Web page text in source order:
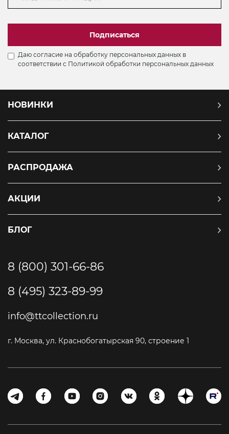
Подписаться
Даю согласие на обработку персональных данных в
соответствии с Политикой обработки персональных данных
НОВИНКИ
КАТАЛОГ
РАСПРОДАЖА
АКЦИИ
БЛОГ
8 (800) 301-66-86
8 (495) 323-89-99
info@ttcollection.ru
г. Москва, ул. Краснобогатырская 90, строение 1